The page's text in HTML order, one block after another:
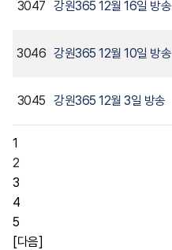
3047 강원365 12월 16일 방송
3046 강원365 12월 10일 방송
3045 강원365 12월 3일 방송
1
2
3
4
5
[다음]